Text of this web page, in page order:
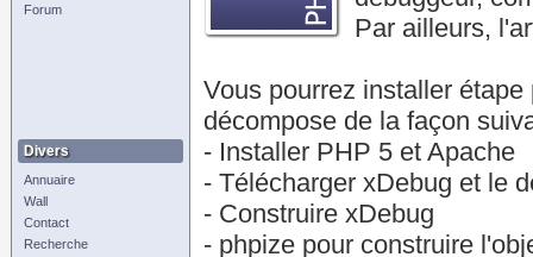
Forum
Divers
Annuaire
Wall
Contact
Recherche
Par ailleurs,
Vous pourrez installer
décompose de la façon
- Installer PHP 5 et Apache
- Télécharger xDebug et le
- Construire xDebug
- phpize pour construire